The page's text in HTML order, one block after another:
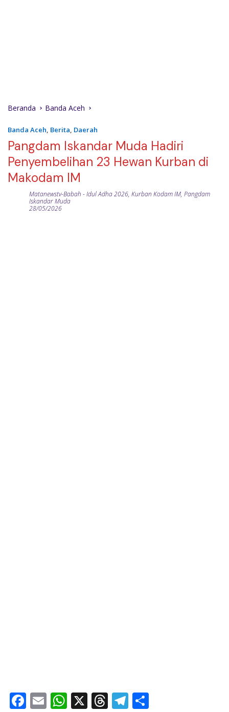
Beranda Banda Aceh
Banda Aceh, Berita, Daerah
Pangdam Iskandar Muda Hadiri
Penyembelihan 23 Hewan Kurban di
Makodam IM
Matanewstv-Babah -Idul Adha 2026, Kurban Kodam IM, Pangdam
Iskandar Muda
28/05/2026
F E W X T T